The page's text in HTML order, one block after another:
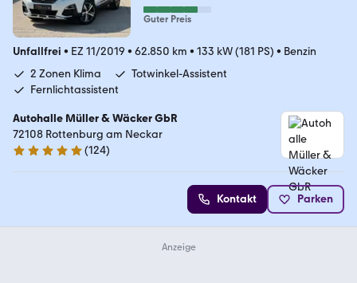
Guter Preis
Unfallfrei • EZ 11/2019 • 62.850 km • 133 kW (181 PS) • Benzin
2 Zonen Klima
Totwinkel-Assistent
Fernlichtassistent
Autohalle Müller & Wäcker GbR
72108 Rottenburg am Neckar
4.9 Sterne
(124)
Kontakt Parken